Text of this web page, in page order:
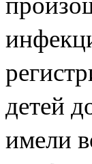
детей
имели